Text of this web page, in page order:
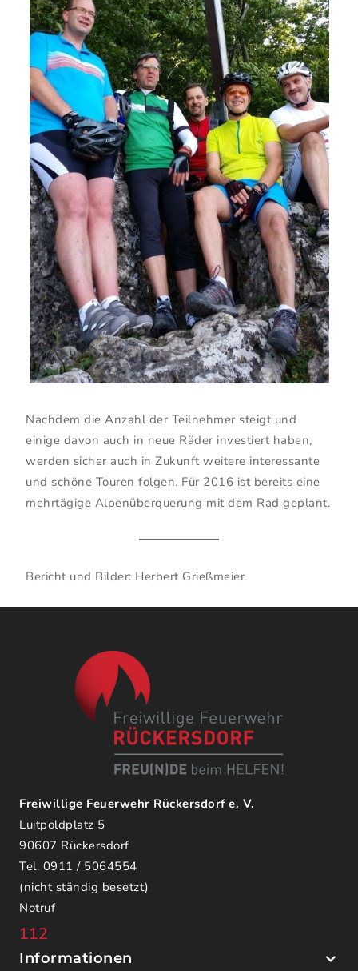
Nachdem die Anzahl der Teilnehmer steigt und
einige davon auch in neue Räder investiert haben,
werden sicher auch in Zukunft weitere interessante
und schöne Touren folgen. Für 2016 ist bereits eine
mehrtägige Alpenüberquerung mit dem Rad geplant.
Bericht und Bilder: Herbert Grießmeier
Freiwillige Feuerwehr Rückersdorf e. V.
Luitpoldplatz 5
90607 Rückersdorf
Tel. 0911 / 5064554
(nicht ständig besetzt)
Notruf
112
Informationen